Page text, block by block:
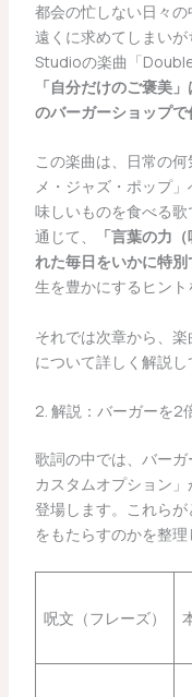
都会の忙しない日々
遠くに求めてしまい
Studioの楽曲「
「自分だけのご褒美
のバーガーショップで
この楽曲は、日常の
メ・ジャズ・ポップ
味しいものを食べる
通じて、
「言葉の力
れた毎日をいかに特
生を豊かにするヒント
それでは次章から、楽
について詳しく解説し
2. 解説：バーガーを2
歌詞の中では、バー
カスタムオプション
登場します。これら
をもたらすのかを整理
呪文（フレーズ）